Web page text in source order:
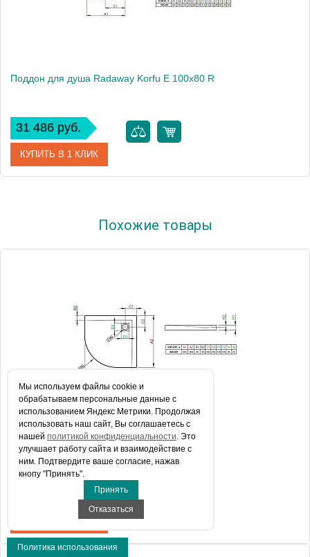
Поддон для душа Radaway Korfu E 100x80 R
31 486 руб.
КУПИТЬ В 1 КЛИК
Производитель Radaway
Похожие товары
Поддон для душа Radaway Argos A900
КУПИТЬ В 1 КЛИК
Политика использования
Мы используем файлы сookie и
обрабатываем персональные данные с
использованием Яндекс Метрики. Продолжая
использовать наш сайт, Вы соглашаетесь с
нашей политикой конфиденциальности. Это
улучшает работу сайта и взаимодействие с
ним. Подтвердите ваше согласие, нажав
кнопу "Принять".
Принять
Отказаться